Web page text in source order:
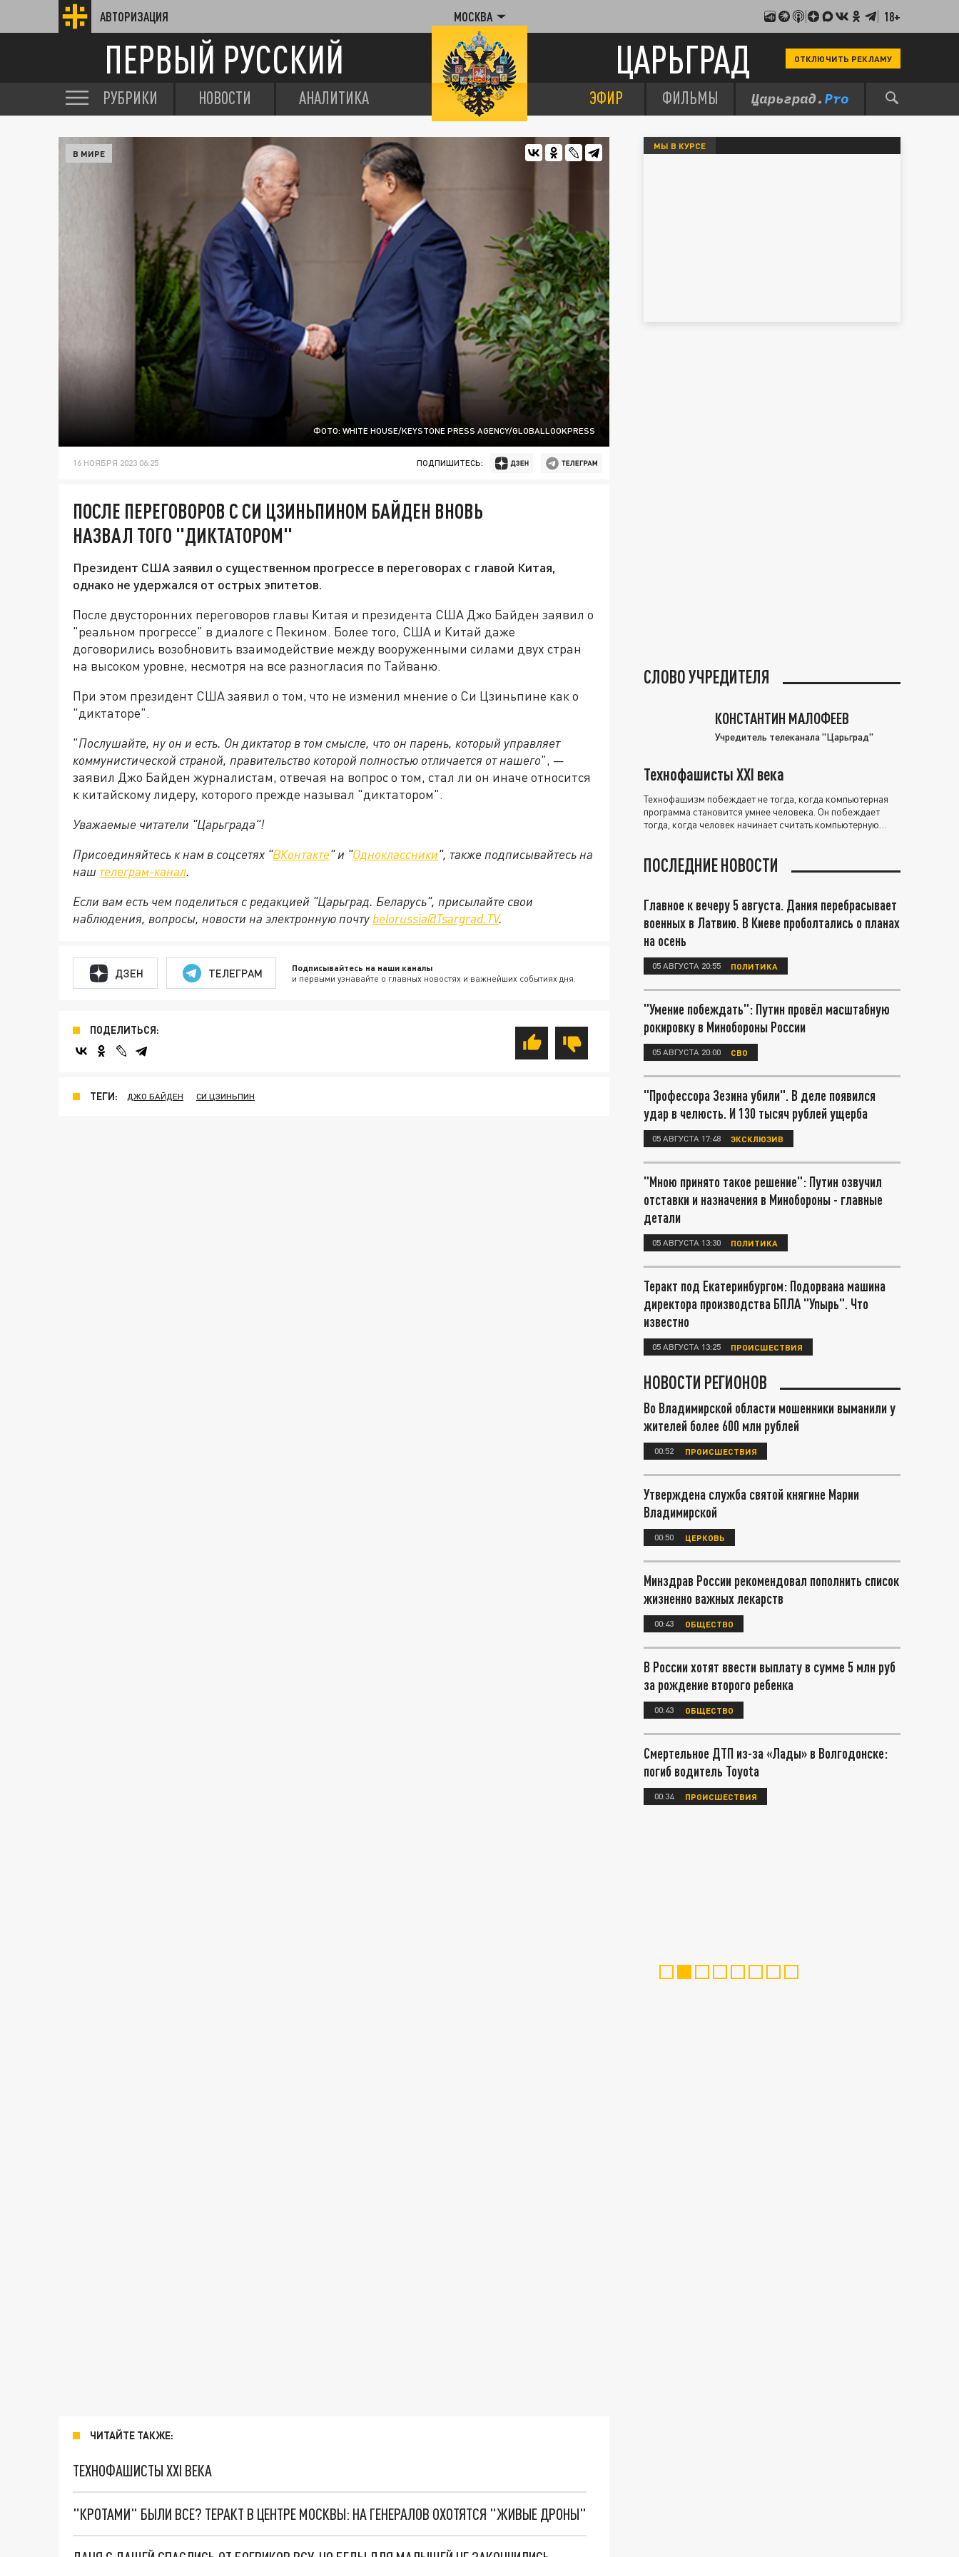
АВТОРИЗАЦИЯ МОСКВА 18+
ПЕРВЫЙ РУССКИЙ ЦАРЬГРАД ОТКЛЮЧИТЬ РЕКЛАМУ
РУБРИКИ НОВОСТИ АНАЛИТИКА ЭФИР ФИЛЬМЫ
ФОТО: WHITE HOUSE/KEYSTONE PRESS AGENCY/GLOBALLOOKPRESS
В МИРЕ
16 НОЯБРЯ 2023 06:25 ПОДПИШИТЕСЬ:
ПОСЛЕ ПЕРЕГОВОРОВ С СИ ЦЗИНЬПИНОМ БАЙДЕН ВНОВЬ
НАЗВАЛ ТОГО "ДИКТАТОРОМ"
Президент США заявил о существенном прогрессе в переговорах с главой Китая,
однако не удержался от острых эпитетов.
После двусторонних переговоров главы Китая и президента США Джо Байден заявил о
"реальном прогрессе" в диалоге с Пекином. Более того, США и Китай даже
договорились возобновить взаимодействие между вооруженными силами двух стран
на высоком уровне, несмотря на все разногласия по Тайваню.
При этом президент США заявил о том, что не изменил мнение о Си Цзиньпине как о
"диктаторе".
"Послушайте, ну он и есть. Он диктатор в том смысле, что он парень, который управляет
коммунистической страной, правительство которой полностью отличается от нашего", —
заявил Джо Байден журналистам, отвечая на вопрос о том, стал ли он иначе относится
к китайскому лидеру, которого прежде называл "диктатором".
Уважаемые читатели "Царьграда"!
Присоединяйтесь к нам в соцсетях "ВКонтакте" и "Одноклассники", также подписывайтесь на
наш телеграм-канал.
Если вам есть чем поделиться с редакцией "Царьград. Беларусь", присылайте свои
наблюдения, вопросы, новости на электронную почту belorussia@Tsargrad.TV.
ДЗЕН ТЕЛЕГРАМ Подписывайтесь на наши каналы
и первыми узнавайте о главных новостях и важнейших событиях дня.
ПОДЕЛИТЬСЯ:
ТЕГИ: ДЖО БАЙДЕН СИ ЦЗИНЬПИН
ЧИТАЙТЕ ТАКЖЕ:
ТЕХНОФАШИСТЫ XXI ВЕКА
"КРОТАМИ" БЫЛИ ВСЕ? ТЕРАКТ В ЦЕНТРЕ МОСКВЫ: НА ГЕНЕРАЛОВ ОХОТЯТСЯ "ЖИВЫЕ ДРОНЫ"
МЫ В КУРСЕ
СЛОВО УЧРЕДИТЕЛЯ
КОНСТАНТИН МАЛОФЕЕВ
Учредитель телеканала "Царьград"
Технофашисты XXI века
Технофашизм побеждает не тогда, когда компьютерная
программа становится умнее человека. Он побеждает
тогда, когда человек начинает считать компьютерную
ПОСЛЕДНИЕ НОВОСТИ
Главное к вечеру 5 августа. Дания перебрасывает
военных в Латвию. В Киеве проболтались о планах
на осень
05 АВГУСТА 20:55 ПОЛИТИКА
"Умение побеждать": Путин провёл масштабную
рокировку в Минобороны России
05 АВГУСТА 20:00 СВО
"Профессора Зезина убили". В деле появился
удар в челюсть. И 130 тысяч рублей ущерба
05 АВГУСТА 17:48 ЭКСКЛЮЗИВ
"Мною принято такое решение": Путин озвучил
отставки и назначения в Минобороны - главные
детали
05 АВГУСТА 13:30 ПОЛИТИКА
Теракт под Екатеринбургом: Подорвана машина
директора производства БПЛА "Упырь". Что
известно
05 АВГУСТА 13:25 ПРОИСШЕСТВИЯ
НОВОСТИ РЕГИОНОВ
Во Владимирской области мошенники выманили у
жителей более 600 млн рублей
00:52 ПРОИСШЕСТВИЯ
Утверждена служба святой княгине Марии
Владимирской
00:50 ЦЕРКОВЬ
Минздрав России рекомендовал пополнить список
жизненно важных лекарств
00:43 ОБЩЕСТВО
В России хотят ввести выплату в сумме 5 млн руб
за рождение второго ребенка
00:43 ОБЩЕСТВО
Смертельное ДТП из-за «Лады» в Волгодонске:
погиб водитель Toyota
00:34 ПРОИСШЕСТВИЯ